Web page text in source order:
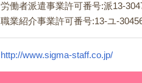
労働者派遣事業許可番号:派13-
職業紹介事業許可番号:13-ユ-
http://www.sigma-staff.co.jp/